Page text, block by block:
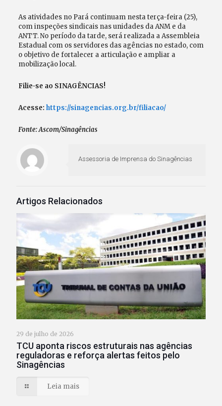
As atividades no Pará continuam nesta terça-feira (25),
com inspeções sindicais nas unidades da ANM e da
ANTT. No período da tarde, será realizada a Assembleia
Estadual com os servidores das agências no estado, com
o objetivo de fortalecer a articulação e ampliar a
mobilização local.
Filie-se ao SINAGÊNCIAS!
Acesse: https://sinagencias.org.br/filiacao/
Fonte: Ascom/Sinagências
Assessoria de Imprensa do Sinagências
Artigos Relacionados
29 de julho de 2026
TCU aponta riscos estruturais nas agências
reguladoras e reforça alertas feitos pelo
Sinagências
Leia mais